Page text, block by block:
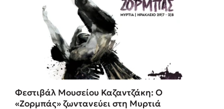
Φεστιβάλ Μουσείου Καζαντζάκη: Ο
«Ζορμπάς» ζωντανεύει στη Μυρτιά